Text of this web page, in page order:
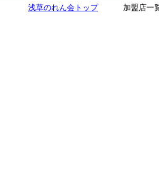
浅草のれん会トップ 加盟店一